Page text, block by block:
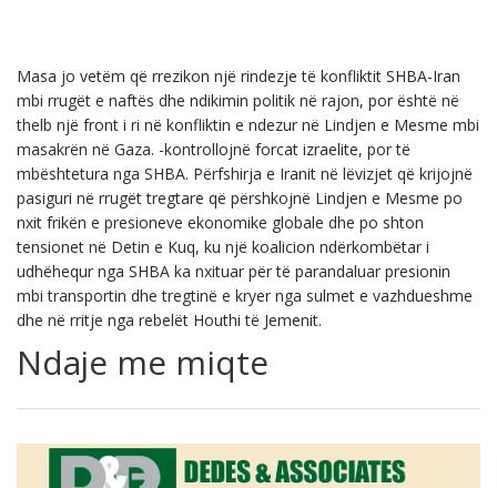
Masa jo vetëm që rrezikon një rindezje të konfliktit SHBA-Iran
mbi rrugët e naftës dhe ndikimin politik në rajon, por është në
thelb një front i ri në konfliktin e ndezur në Lindjen e Mesme mbi
masakrën në Gaza. -kontrollojnë forcat izraelite, por të
mbështetura nga SHBA. Përfshirja e Iranit në lëvizjet që krijojnë
pasiguri në rrugët tregtare që përshkojnë Lindjen e Mesme po
nxit frikën e presioneve ekonomike globale dhe po shton
tensionet në Detin e Kuq, ku një koalicion ndërkombëtar i
udhëhequr nga SHBA ka nxituar për të parandaluar presionin
mbi transportin dhe tregtinë e kryer nga sulmet e vazhdueshme
dhe në rritje nga rebelët Houthi të Jemenit.
Ndaje me miqte